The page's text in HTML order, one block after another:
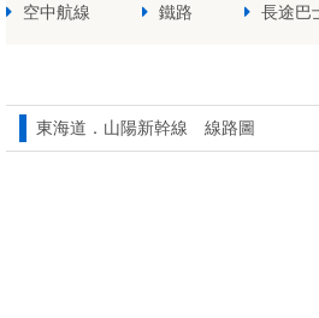
空中航線 鐵路 長途巴
東海道．山陽新幹線 線路圖